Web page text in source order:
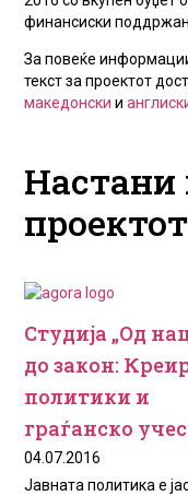
финансиски
За повеќе
текст за проектот
македонски и
Настани
проектот
Студија „Од
до закон:
политики и
граѓанско
04.07.2016
Jавната политика е